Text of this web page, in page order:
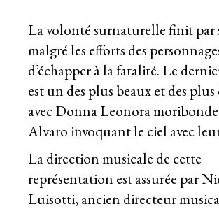
La volonté surnaturelle finit par
malgré les efforts des
d’échapper à la fatalité. Le
est un des plus beaux et des
avec Donna Leonora
Alvaro invoquant le ciel avec
La direction musicale de cette
représentation est assurée par
Luisotti, ancien directeur